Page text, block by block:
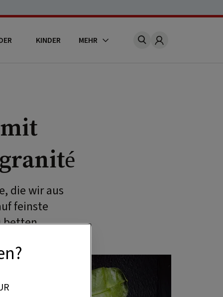
KINDER MEHR Account
die wir aus
feinste
betten.